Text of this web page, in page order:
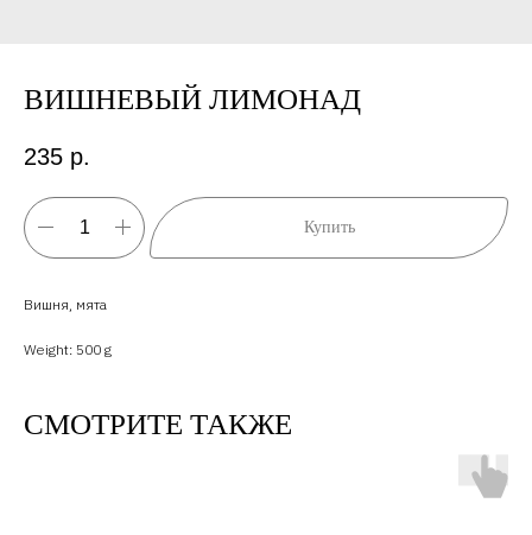
ВИШНЕВЫЙ ЛИМОНАД
235 р.
Купить
Вишня, мята
Weight: 500 g
СМОТРИТЕ ТАКЖЕ